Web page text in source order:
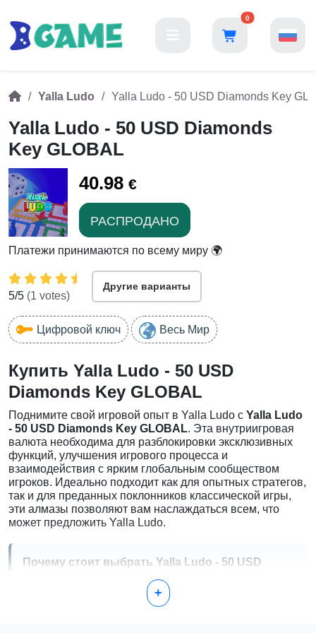
0
Yalla Ludo Yalla Ludo - 50 USD Diamonds Key
Yalla Ludo - 50 USD Diamonds
Key GLOBAL
40.98 €
РАСПРОДАНО
Платежи принимаются по всему миру 🌍
5/5 (1 votes)
Другие варианты
Цифровой ключ Весь Мир
Купить Yalla Ludo - 50 USD
Diamonds Key GLOBAL
Поднимите свой игровой опыт в Yalla Ludo с Yalla Ludo
- 50 USD Diamonds Key GLOBAL. Эта внутриигровая
валюта необходима для разблокировки эксклюзивных
функций, улучшения игрового процесса и
взаимодействия с ярким глобальным сообществом
игроков. Идеально подходит как для опытных стратегов,
так и для преданных поклонников классической игры,
эти алмазы позволяют вам наслаждаться всем, что
может предложить Yalla Ludo.
Почему стоит выбрать Yalla Ludo - 50 USD
+